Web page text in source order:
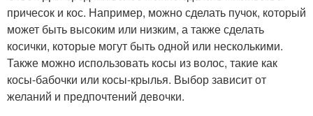
причесок и кос. Например, можно сделать пучок, который
может быть высоким или низким, а также сделать
косички, которые могут быть одной или несколькими.
Также можно использовать косы из волос, такие как
косы-бабочки или косы-крылья. Выбор зависит от
желаний и предпочтений девочки.